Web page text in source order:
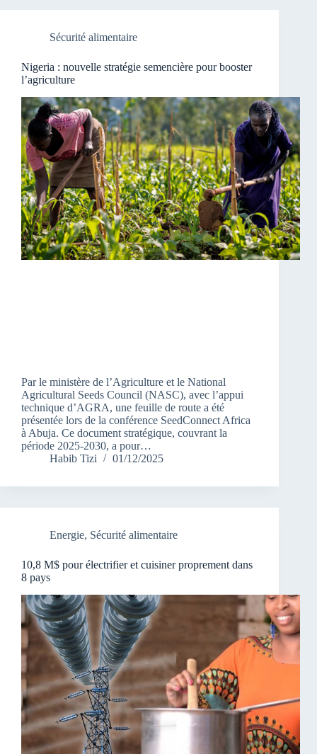
Sécurité alimentaire
Nigeria : nouvelle stratégie semencière pour booster
l’agriculture
Par le ministère de l’Agriculture et le National
Agricultural Seeds Council (NASC), avec l’appui
technique d’AGRA, une feuille de route a été
présentée lors de la conférence SeedConnect Africa
à Abuja. Ce document stratégique, couvrant la
période 2025-2030, a pour…
Habib Tizi
01/12/2025
Energie, Sécurité alimentaire
10,8 M$ pour électrifier et cuisiner proprement dans
8 pays